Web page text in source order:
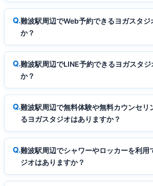
難波駅周辺でWeb予約できるヨガスタジ
か？
難波駅周辺でLINE予約できるヨガスタ
か？
難波駅周辺で無料体験や無料カウンセリ
るヨガスタジオはありますか？
難波駅周辺でシャワーやロッカーを利用
ジオはありますか？